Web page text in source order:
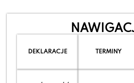
DEKLARACJE TERMINY